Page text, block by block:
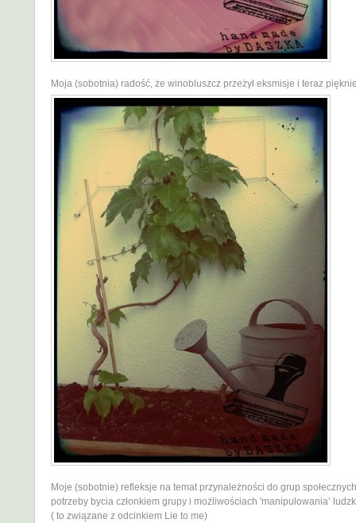
Moja (sobotnia) radość, że winobluszcz przeżył eksmisje i teraz
Moje (sobotnie) refleksje na temat przynależności do grup
potrzeby bycia członkiem grupy i możliwościach 'manipulowania’
( to związane z odcinkiem Lie to me)